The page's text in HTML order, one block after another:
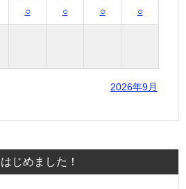
○
○
○
○
2026年9月
じめました！